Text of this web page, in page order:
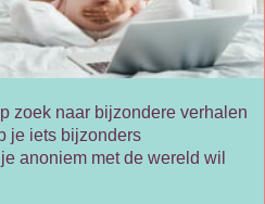
zoek naar bijzondere verhalen
je iets bijzonders
anoniem met de wereld wil